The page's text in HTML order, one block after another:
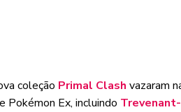
coleção Primal Clash vazaram
Pokémon Ex, incluindo